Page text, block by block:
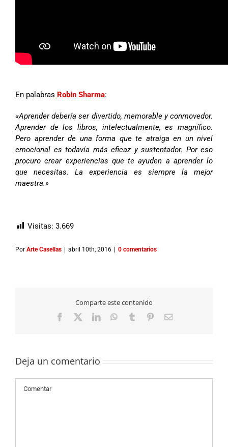
En palabras Robin Sharma:
«Aprender debería ser divertido, memorable y conmovedor.
Aprender de los libros, intelectualmente, es magnífico.
Pero aprender de una forma que te atraiga en un nivel
emocional es todavía más eficaz y sustentador. Por eso
procuro crear experiencias que te ayuden a aprender lo
que necesitas. La experiencia es siempre la mejor
maestra.»
Visitas: 3.669
Por Arte Casellas | abril 10th, 2016 | 0 comentarios
Comparte este contenido
Facebook LinkedInWhatsApp
TumblrPinterestCorreo
Deja un comentario